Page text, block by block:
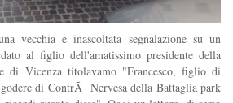
vecchia e inascoltata segnalazione su un
al figlio dell'amatissimo presidente della
di Vicenza titolavamo "Francesco, figlio di
di ContrÃ Nervesa della Battaglia park